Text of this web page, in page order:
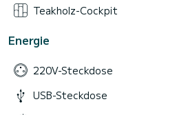
Teakholz-Cockpit
Energie
220V-Steckdose
USB-Steckdose